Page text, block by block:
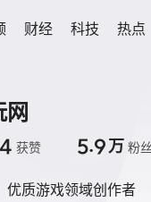
财经 科技 热点
网
获赞 5.9万 粉丝
优质游戏领域创作者